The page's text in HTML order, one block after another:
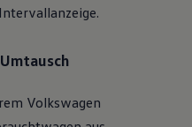
Volkswagen